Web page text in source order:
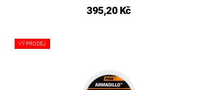
395,20 Kč
VÝPRODEJ